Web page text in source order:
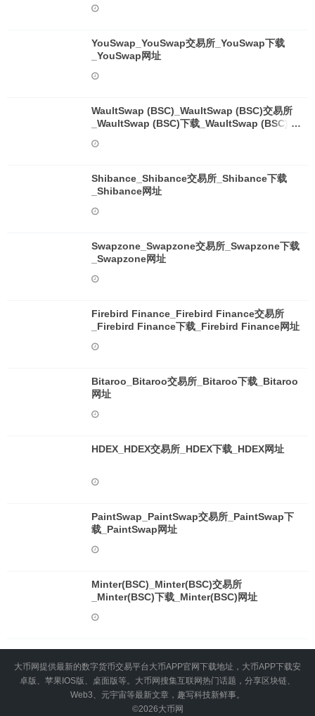
YouSwap_YouSwap交易所_YouSwap下载
_YouSwap网址
WaultSwap (BSC)_WaultSwap (BSC)交易所
_WaultSwap (BSC)下载_WaultSwap (BSC)网
Shibance_Shibance交易所_Shibance下载
_Shibance网址
Swapzone_Swapzone交易所_Swapzone下载
_Swapzone网址
Firebird Finance_Firebird Finance交易所
_Firebird Finance下载_Firebird Finance网址
Bitaroo_Bitaroo交易所_Bitaroo下载_Bitaroo
网址
HDEX_HDEX交易所_HDEX下载_HDEX网址
PaintSwap_PaintSwap交易所_PaintSwap下
载_PaintSwap网址
Minter(BSC)_Minter(BSC)交易所
_Minter(BSC)下载_Minter(BSC)网址
大币网提供最新的数字货币交易平台大币APP官网下载地址，大币APP下载安
卓版、苹果IOS版、桌面版等。大币网搜集互联网热门话题，分享区块链、
Web3、元宇宙等最新文章，趣写科技新鲜事。
©2026大币网